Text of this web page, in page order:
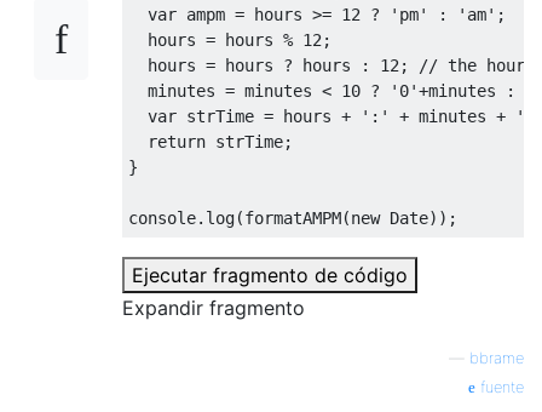
var ampm = hours >= 12 ? 'pm' : 'am' ;
  hours
= hours % 12 ;
  hours
= hours ? hours : 12 ;
// the hour
  minutes
= minutes < 10 ? '0'+minutes :
var strTime = hours + ':' + minutes +
'
return strTime;
}
console. log(formatAMPM(new Date));
Ejecutar fragmento de código
Expandir fragmento
bbrame
fuente